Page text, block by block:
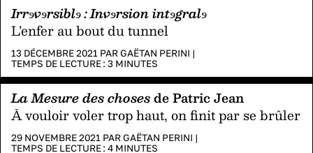
Irrɘvɘrsiblɘ : Invɘrsion intɘgralɘ
L’enfer au bout du tunnel
13 DÉCEMBRE 2021 PARGAËTAN PERINI |
TEMPS DE LECTURE : 3 MINUTES
La Mesure des chosesde Patric Jean
Ā vouloir voler trop haut, on finit par se brûler
29 NOVEMBRE 2021 PARGAËTAN PERINI |
TEMPS DE LECTURE : 4 MINUTES